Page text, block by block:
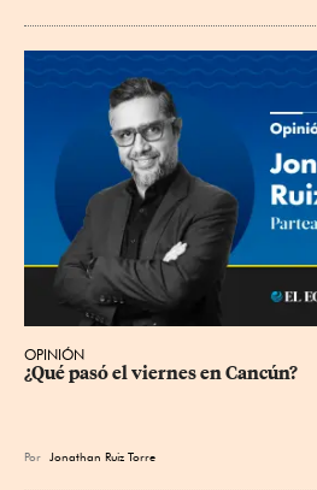
OPINIÓN
¿Qué pasó el viernes en Cancún?
Por Jonathan Ruiz Torre